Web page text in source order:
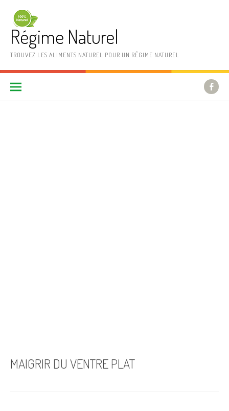
Régime Naturel
TROUVEZ LES ALIMENTS NATUREL POUR UN RÉGIME NATUREL
MAIGRIR DU VENTRE PLAT